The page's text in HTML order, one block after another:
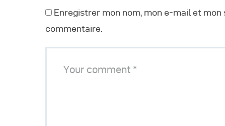
Enregistrer mon nom, mon e-mail et
commentaire.